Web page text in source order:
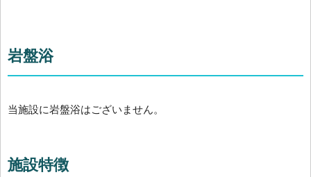
岩盤浴
当施設に岩盤浴はございません。
施設特徴